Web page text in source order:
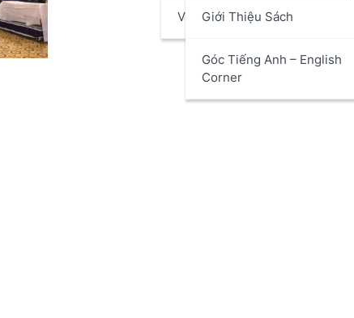
Văn Hóa Nghệ Thuật
Giới Thiệu Sách
Góc Tiếng Anh – English
Corner